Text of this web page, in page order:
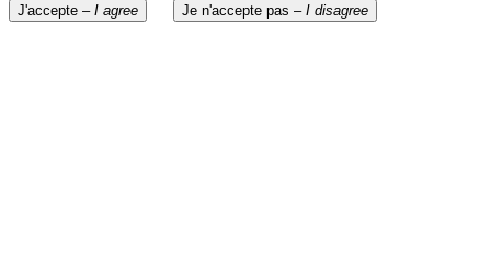
J'accepte – I agree Je n'accepte pas – I disagree